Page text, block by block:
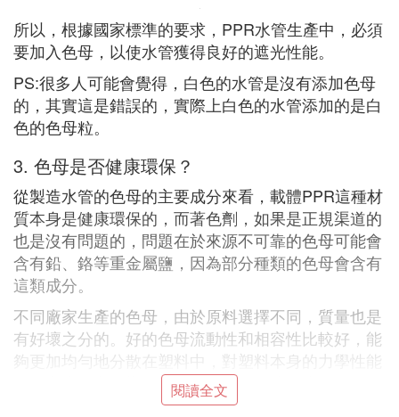
所以，根據國家標準的要求，PPR水管生產中，必須
要加入色母，以使水管獲得良好的遮光性能。
PS:很多人可能會覺得，白色的水管是沒有添加色母
的，其實這是錯誤的，實際上白色的水管添加的是白
色的色母粒。
3. 色母是否健康環保？
從製造水管的色母的主要成分來看，載體PPR這種材
質本身是健康環保的，而著色劑，如果是正規渠道的
也是沒有問題的，問題在於來源不可靠的色母可能會
含有鉛、鉻等重金屬鹽，因為部分種類的色母會含有
這類成分。
不同廠家生產的色母，由於原料選擇不同，質量也是
有好壞之分的。好的色母流動性和相容性比較好，能
夠更加均勻地分散在塑料中，對塑料本身的力學性能
不會產生不良影響。另外，對於PPR水管來說，色母
的遮蓋力是一個非常重要的參數，它決定了水管的遮
閱讀全文